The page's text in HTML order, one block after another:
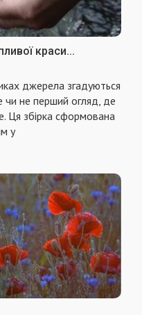
краси...
джерела згадуються
чи не перший огляд, де
Ця збірка сформована
у